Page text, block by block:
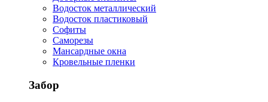
Водосток металлический
Водосток пластиковый
Софиты
Саморезы
Мансардные окна
Кровельные пленки
Забор